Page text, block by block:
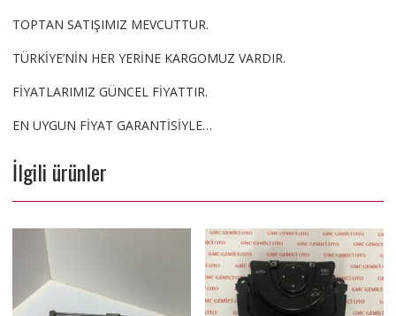
TOPTAN SATIŞIMIZ MEVCUTTUR.
TÜRKİYE’NİN HER YERİNE KARGOMUZ VARDIR.
FİYATLARIMIZ GÜNCEL FİYATTIR.
EN UYGUN FİYAT GARANTİSİYLE…
İlgili ürünler